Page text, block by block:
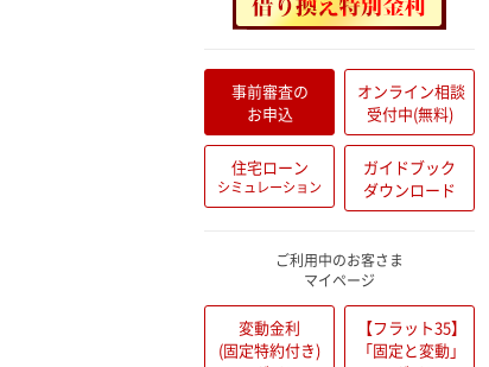
事前審査の
お申込
オンライン相談
受付中(無料)
住宅ローン
シミュレーション
ガイドブック
ダウンロード
ご利用中のお客さま
マイページ
変動金利
(固定特約付き)
【フラット35】
「固定と変動」